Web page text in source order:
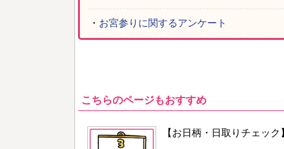
・ お宮参りに関するアンケート
こちらのページもおすすめ
【お日柄・日取りチェック